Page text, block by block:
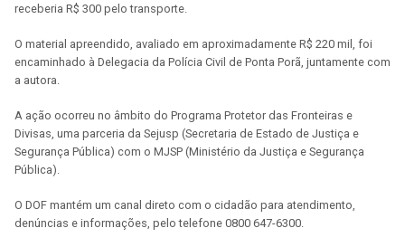
receberia R$ 300 pelo transporte.
O material apreendido, avaliado em aproximadamente R$ 220 mil, foi
encaminhado à Delegacia da Polícia Civil de Ponta Porã, juntamente com
a autora.
A ação ocorreu no âmbito do Programa Protetor das Fronteiras e
Divisas, uma parceria da Sejusp (Secretaria de Estado de Justiça e
Segurança Pública) com o MJSP (Ministério da Justiça e Segurança
Pública).
O DOF mantém um canal direto com o cidadão para atendimento,
denúncias e informações, pelo telefone 0800 647-6300.